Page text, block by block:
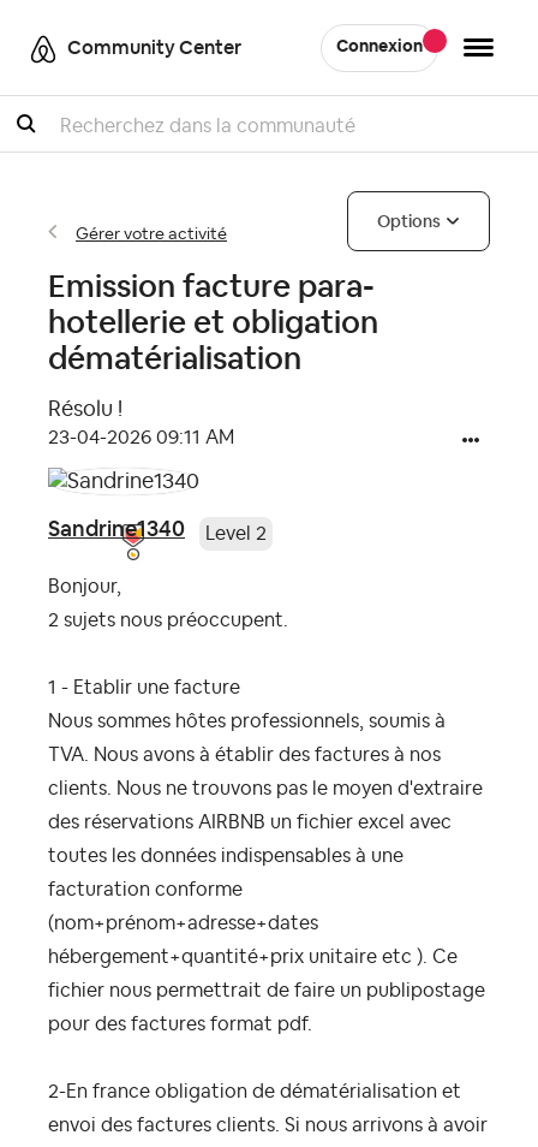
Community Center Connexion
Recherche
Gérer votre activité
Options
Emission facture para-
hotellerie et obligation
dématérialisation
Résolu !
‎23-04-2026 09:11 AM
Sandrine1340 Level 2
Bonjour,
2 sujets nous préoccupent.
1 - Etablir une facture
Nous sommes hôtes professionnels, soumis à
TVA. Nous avons à établir des factures à nos
clients. Nous ne trouvons pas le moyen d'extraire
des réservations AIRBNB un fichier excel avec
toutes les données indispensables à une
facturation conforme
(nom+prénom+adresse+dates
hébergement+quantité+prix unitaire etc ). Ce
fichier nous permettrait de faire un publipostage
pour des factures format pdf.
2-En france obligation de dématérialisation et
envoi des factures clients. Si nous arrivons à avoir